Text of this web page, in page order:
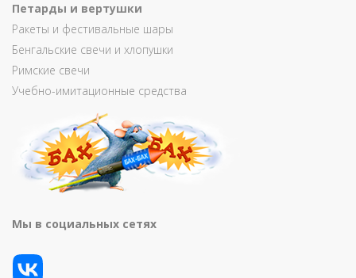
Петарды и вертушки
Ракеты и фестивальные шары
Бенгальские свечи и хлопушки
Римские свечи
Учебно-имитационные средства
Мы в социальных сетях